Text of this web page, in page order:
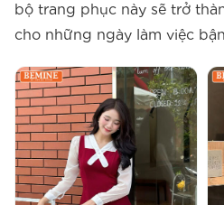
bộ trang phục này sẽ trở
cho những ngày làm việc